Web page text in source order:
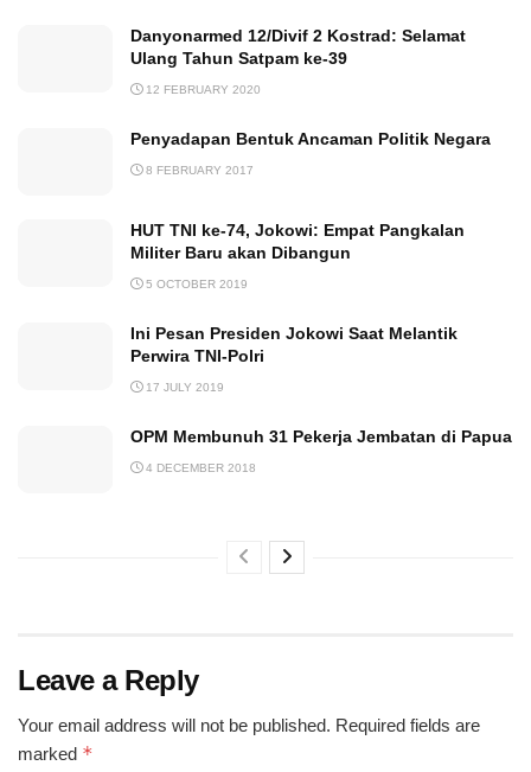
Danyonarmed 12/Divif 2 Kostrad: Selamat
Ulang Tahun Satpam ke-39
12 FEBRUARY 2020
Penyadapan Bentuk Ancaman Politik Negara
8 FEBRUARY 2017
HUT TNI ke-74, Jokowi: Empat Pangkalan
Militer Baru akan Dibangun
5 OCTOBER 2019
Ini Pesan Presiden Jokowi Saat Melantik
Perwira TNI-Polri
17 JULY 2019
OPM Membunuh 31 Pekerja Jembatan di Papua
4 DECEMBER 2018
Leave a Reply
Your email address will not be published. Required fields are
marked *